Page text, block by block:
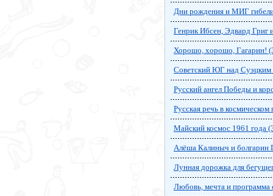
Дни рождения и МИГ
Генрик Ибсен, Эдвард
Хорошо, хорошо, Гагарин!
Советский ЮГ над Суэцким
Русский ангел Победы и
Русская речь в
Майский космос 1961 года
Алёша Калиныч и болгарин
Лунная дорожка для
Любовь, мечта и